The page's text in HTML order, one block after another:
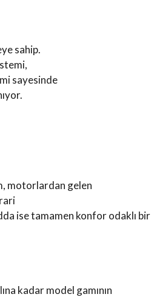
sahip.
sayesinde
motorlardan gelen
ise tamamen konfor odaklı bir
kadar model gamının